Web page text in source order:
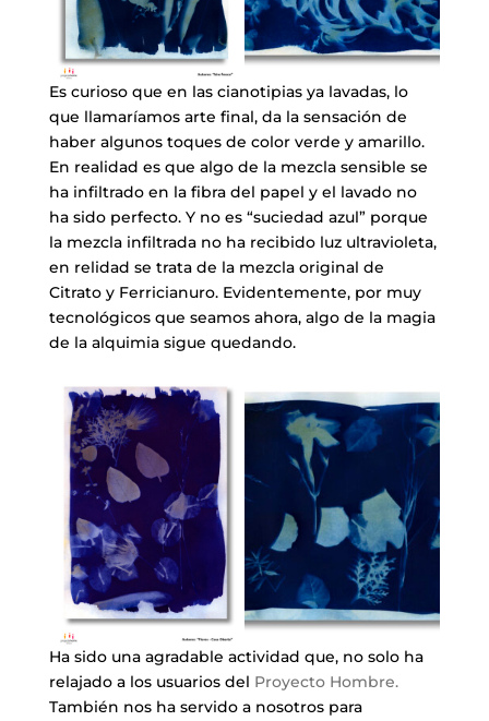
Es curioso que en las cianotipias ya lavadas, lo
que llamaríamos arte final, da la sensación de
haber algunos toques de color verde y amarillo.
En realidad es que algo de la mezcla sensible se
ha infiltrado en la fibra del papel y el lavado no
ha sido perfecto. Y no es “suciedad azul” porque
la mezcla infiltrada no ha recibido luz ultravioleta,
en relidad se trata de la mezcla original de
Citrato y Ferricianuro. Evidentemente, por muy
tecnológicos que seamos ahora, algo de la magia
de la alquimia sigue quedando.
Ha sido una agradable actividad que, no solo ha
relajado a los usuarios del Proyecto Hombre.
También nos ha servido a nosotros para